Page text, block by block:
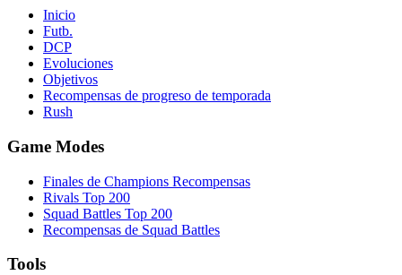
Inicio
Futb.
DCP
Evoluciones
Objetivos
Recompensas de progreso de temporada
Rush
Game Modes
Finales de Champions Recompensas
Rivals Top 200
Squad Battles Top 200
Recompensas de Squad Battles
Tools